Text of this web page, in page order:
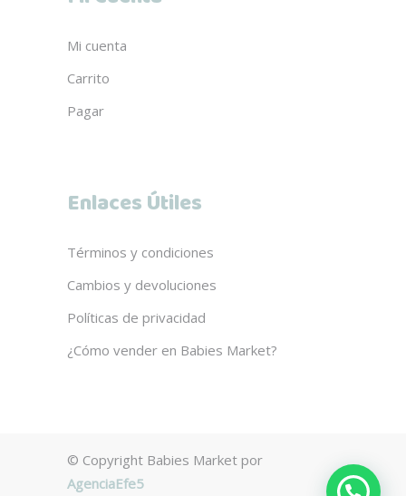
Mi cuenta
Carrito
Pagar
Enlaces Útiles
Términos y condiciones
Cambios y devoluciones
Políticas de privacidad
¿Cómo vender en Babies Market?
© Copyright Babies Market por
AgenciaEfe5